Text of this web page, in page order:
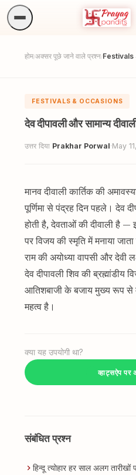
होम/अक्सर पूछे जाने वाले प्रश्न/Festivals
FESTIVALS & OCCASIONS
देव दीपावली और सामान्य
उत्तर दिया Prakhar Porwal·May
मानव दीवाली कार्तिक की
पूर्णिमा से पंद्रह दिन पहले। देव
होती है, देवताओं की दीवाली है —
पर विजय की स्मृति में मनाया
राम की अयोध्या वापसी और देवी
देव दीपावली शिव की
आतिशबाजी के बजाय मुख्य रूप से
महत्व है।
क्या यह उपयोगी था?
व्हाट्सऐप पर
संबंधित प्रश्न
हिन्दू त्योहार हर साल अलग